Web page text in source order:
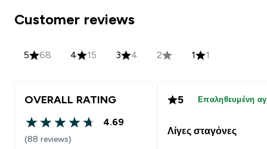
Customer reviews
5 68 4 15 3 4 2 1 1
OVERALL RATING
4.69 out of 5 stars
4.69
(88 reviews)
5 Επαληθευμένη
Λίγες σταγόνες